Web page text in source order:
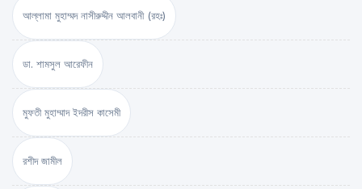
আল্লামা মুহাম্মদ নাসীরুদ্দীন আলবানী (রহঃ)
ডা. শামসুল আরেফীন
মুফতী মুহাম্মাদ ইদরীস কাসেমী
রশীদ জামীল